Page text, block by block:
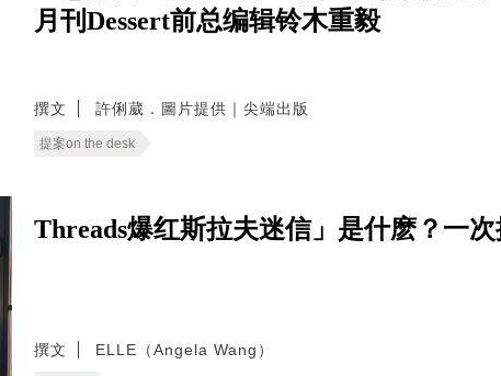
月刊Dessert前总编辑铃木重毅
撰文 許俐葳．圖片提供｜尖端出版
提案on the desk
Threads爆红斯拉夫迷信」是什麽？一
撰文 ELLE（Angela Wang）